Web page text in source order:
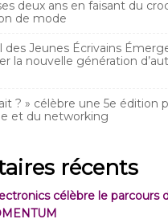
deux ans en faisant du
de mode
des Jeunes Écrivains
la nouvelle génération
? » célèbre une 5e édition
et du networking
récents
célèbre le parcours